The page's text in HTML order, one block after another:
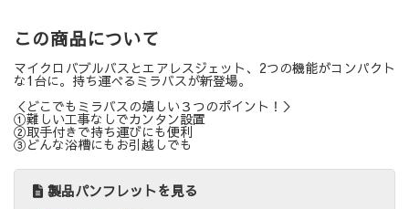
この商品について
マイクロバブルバスとエアレスジェット、2つの機能がコンパクト
な1台に。持ち運べるミラバスが新登場。
＜どこでもミラバスの嬉しい３つのポイント！＞
①難しい工事なしでカンタン設置
②取手付きで持ち運びにも便利
③どんな浴槽にもお引越しでも
製品パンフレットを見る